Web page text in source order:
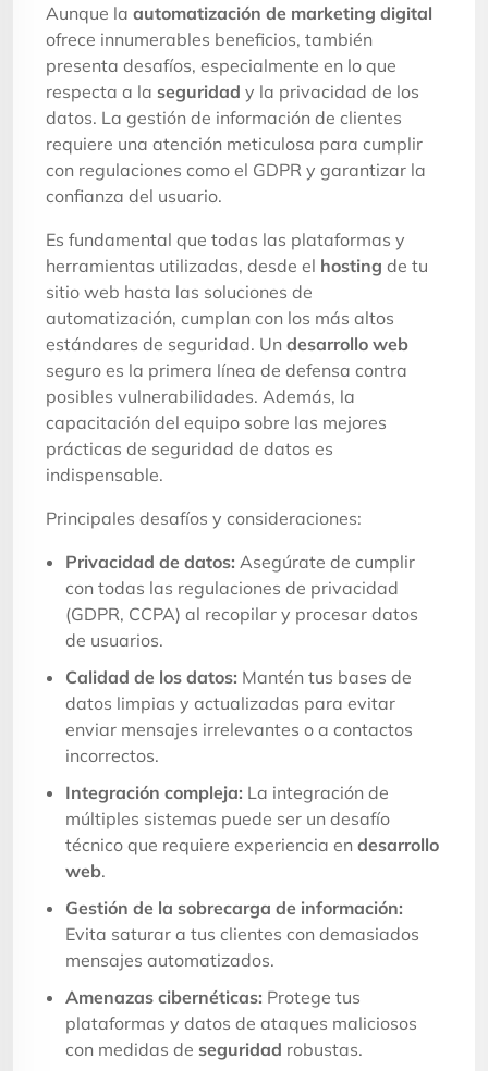
Aunque la automatización de marketing digital
ofrece innumerables beneficios, también
presenta desafíos, especialmente en lo que
respecta a la seguridad y la privacidad de los
datos. La gestión de información de clientes
requiere una atención meticulosa para cumplir
con regulaciones como el GDPR y garantizar la
confianza del usuario.
Es fundamental que todas las plataformas y
herramientas utilizadas, desde el hosting de tu
sitio web hasta las soluciones de
automatización, cumplan con los más altos
estándares de seguridad. Un desarrollo web
seguro es la primera línea de defensa contra
posibles vulnerabilidades. Además, la
capacitación del equipo sobre las mejores
prácticas de seguridad de datos es
indispensable.
Principales desafíos y consideraciones:
Privacidad de datos: Asegúrate de cumplir
con todas las regulaciones de privacidad
(GDPR, CCPA) al recopilar y procesar datos
de usuarios.
Calidad de los datos: Mantén tus bases de
datos limpias y actualizadas para evitar
enviar mensajes irrelevantes o a contactos
incorrectos.
Integración compleja: La integración de
múltiples sistemas puede ser un desafío
técnico que requiere experiencia en desarrollo
web.
Gestión de la sobrecarga de información:
Evita saturar a tus clientes con demasiados
mensajes automatizados.
Amenazas cibernéticas: Protege tus
plataformas y datos de ataques maliciosos
con medidas de seguridad robustas.